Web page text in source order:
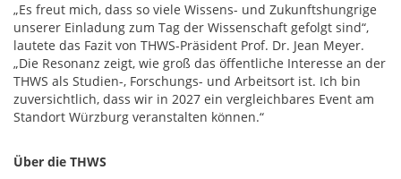
„Es freut mich, dass so viele Wissens- und Zukunftshungrige
unserer Einladung zum Tag der Wissenschaft gefolgt sind“,
lautete das Fazit von THWS-Präsident Prof. Dr. Jean Meyer.
„Die Resonanz zeigt, wie groß das öffentliche Interesse an der
THWS als Studien-, Forschungs- und Arbeitsort ist. Ich bin
zuversichtlich, dass wir in 2027 ein vergleichbares Event am
Standort Würzburg veranstalten können.“
Über die THWS